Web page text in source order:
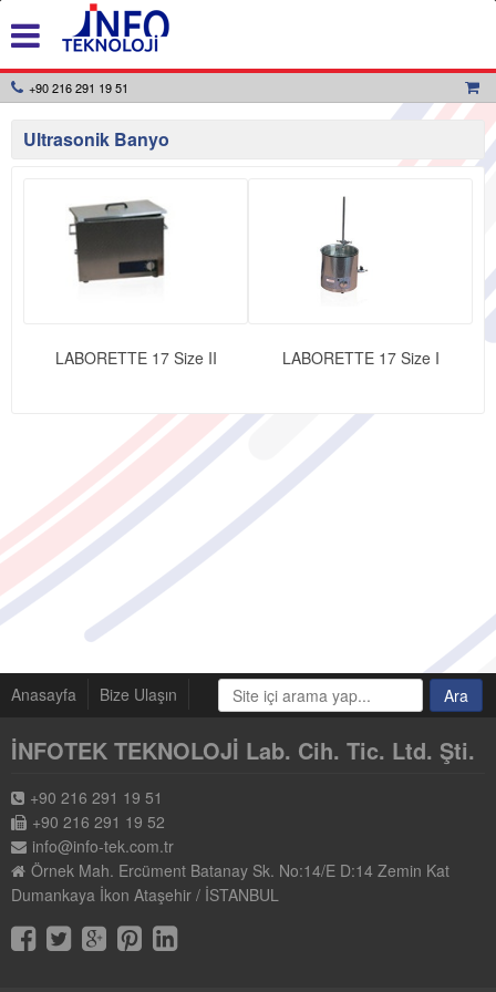
+90 216 291 19 51
Ultrasonik Banyo
LABORETTE 17 Size II LABORETTE 17 Size I
Anasayfa Bize Ulaşın
İNFOTEK TEKNOLOJİ Lab. Cih. Tic. Ltd. Şti.
+90 216 291 19 51
+90 216 291 19 52
info@info-tek.com.tr
Örnek Mah. Ercüment Batanay Sk. No:14/E D:14 Zemin Kat
Dumankaya İkon Ataşehir / İSTANBUL